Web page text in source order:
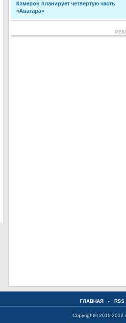
Кэмерон планирует четвертую часть
«Аватара»
ГЛАВНАЯ RSS
Copyright© 2011-2012